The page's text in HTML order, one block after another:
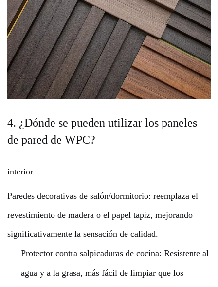
4. ¿Dónde se pueden utilizar los paneles
de pared de WPC?
interior
Paredes decorativas de salón/dormitorio: reemplaza el
revestimiento de madera o el papel tapiz, mejorando
significativamente la sensación de calidad.
Protector contra salpicaduras de cocina: Resistente al
agua y a la grasa, más fácil de limpiar que los